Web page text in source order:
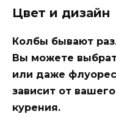
Цвет и дизайн
Колбы бывают
Вы можете
или даже
зависит от
курения.